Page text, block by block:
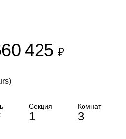
425₽
Секция
1
Комнат
3